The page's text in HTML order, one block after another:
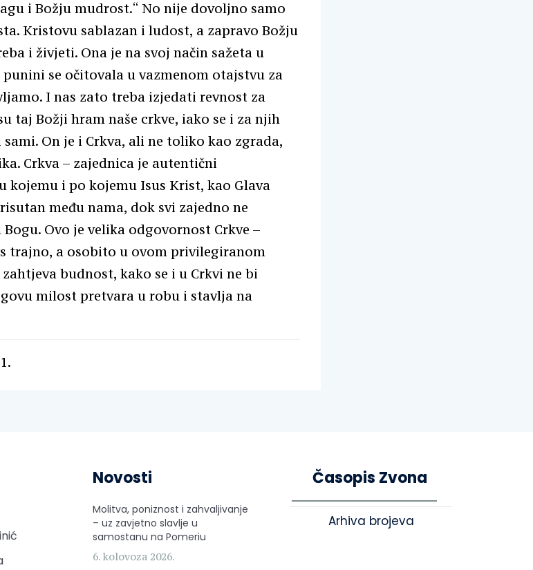
i Božju mudrost.“ No nije dovoljno samo
Kristovu sablazan i ludost, a zapravo Božju
i živjeti. Ona je na svoj način sažeta u
se očitovala u vazmenom otajstvu za
I nas zato treba izjedati revnost za
taj Božji hram naše crkve, iako se i za njih
On je i Crkva, ali ne toliko kao zgrada,
Crkva – zajednica je autentični
kojemu i po kojemu Isus Krist, kao Glava
među nama, dok svi zajedno ne
Ovo je velika odgovornost Crkve –
trajno, a osobito u ovom privilegiranom
budnost, kako se i u Crkvi ne bi
milost pretvara u robu i stavlja na
Novosti
Molitva, poniznost i zahvaljivanje
– uz zavjetno slavlje u
samostanu na Pomeriu
6. kolovoza 2026.
Časopis Zvona
Arhiva brojeva